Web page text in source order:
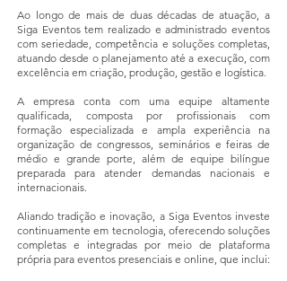
Ao longo de mais de duas décadas de atuação, a
Siga Eventos tem realizado e administrado eventos
com seriedade, competência e soluções completas,
atuando desde o planejamento até a execução, com
excelência em criação, produção, gestão e logística.
A empresa conta com uma equipe altamente
qualificada, composta por profissionais com
formação especializada e ampla experiência na
organização de congressos, seminários e feiras de
médio e grande porte, além de equipe bilíngue
preparada para atender demandas nacionais e
internacionais.
Aliando tradição e inovação, a Siga Eventos investe
continuamente em tecnologia, oferecendo soluções
completas e integradas por meio de plataforma
própria para eventos presenciais e online, que inclui: